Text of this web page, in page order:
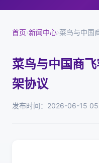
首页›新闻中心›菜鸟与中国
菜鸟与中国商
架协议
发布时间：2026-06-15